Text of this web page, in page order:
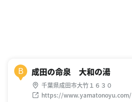
B 成田の命泉 大和の湯
千葉県成田市大竹１６３０
https://www.yamatonoyu.com/